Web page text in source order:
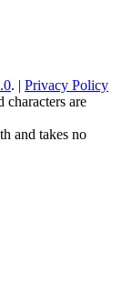
. | Privacy Policy
are
and takes no